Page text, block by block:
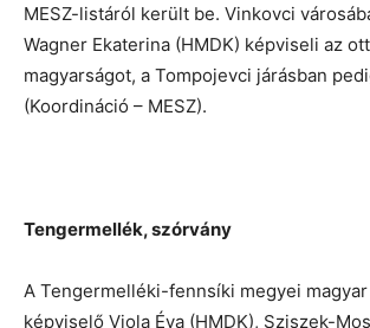
MESZ-listáról került be. Vinkovci
Wagner Ekaterina (HMDK) képviseli az
magyarságot, a Tompojevci járásban
(Koordináció – MESZ).
Tengermellék, szórvány
A Tengermelléki-fennsíki megyei
képviselő Viola Éva (HMDK), Sziszek-